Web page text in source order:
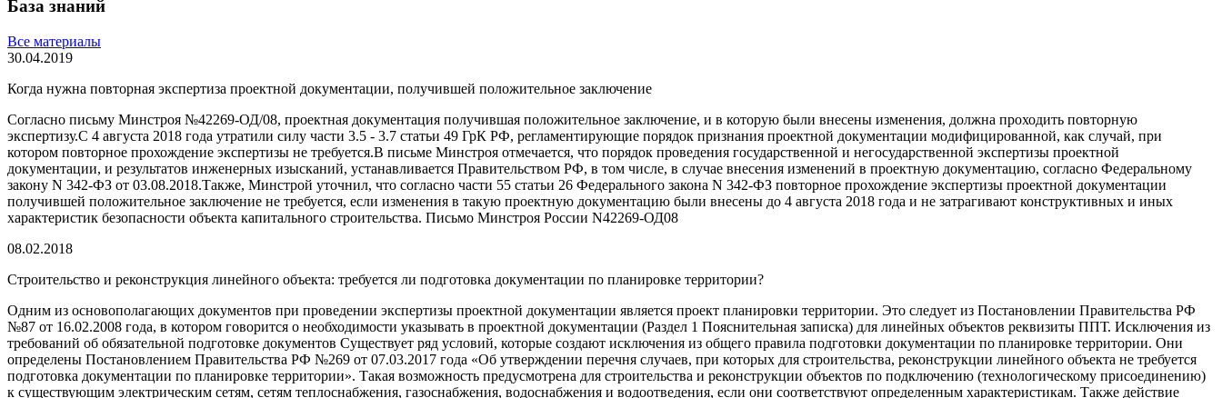
База знаний
Все материалы
30.04.2019
Когда нужна повторная экспертиза проектной документации, получившей положительное заключение
Согласно письму Минстроя №42269-ОД/08, проектная документация получившая положительное заключение, и в которую были внесены изменения, должна проходить повторную
экспертизу.С 4 августа 2018 года утратили силу части 3.5 - 3.7 статьи 49 ГрК РФ, регламентирующие порядок признания проектной документации модифицированной, как случай, при
котором повторное прохождение экспертизы не требуется.В письме Минстроя отмечается, что порядок проведения государственной и негосударственной экспертизы проектной
документации, и результатов инженерных изысканий, устанавливается Правительством РФ, в том числе, в случае внесения изменений в проектную документацию, согласно Федеральному
закону N 342-ФЗ от 03.08.2018.Также, Минстрой уточнил, что согласно части 55 статьи 26 Федерального закона N 342-ФЗ повторное прохождение экспертизы проектной документации
получившей положительное заключение не требуется, если изменения в такую проектную документацию были внесены до 4 августа 2018 года и не затрагивают конструктивных и иных
характеристик безопасности объекта капитального строительства. Письмо Минстроя России N42269-ОД08
08.02.2018
Строительство и реконструкция линейного объекта: требуется ли подготовка документации по планировке территории?
Одним из основополагающих документов при проведении экспертизы проектной документации является проект планировки территории. Это следует из Постановлении Правительства РФ
№87 от 16.02.2008 года, в котором говорится о необходимости указывать в проектной документации (Раздел 1 Пояснительная записка) для линейных объектов реквизиты ППТ. Исключения из
требований об обязательной подготовке документов Существует ряд условий, которые создают исключения из общего правила подготовки документации по планировке территории. Они
определены Постановлением Правительства РФ №269 от 07.03.2017 года «Об утверждении перечня случаев, при которых для строительства, реконструкции линейного объекта не требуется
подготовка документации по планировке территории». Такая возможность предусмотрена для строительства и реконструкции объектов по подключению (технологическому присоединению)
к существующим электрическим сетям, сетям теплоснабжения, газоснабжения, водоснабжения и водоотведения, если они соответствуют определенным характеристикам. Также действие